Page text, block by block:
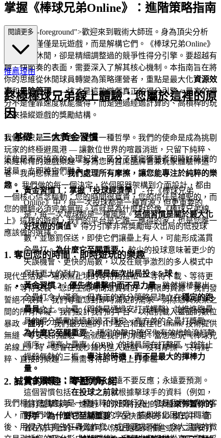
掌握《棒球兄弟Online》：進階策略指南
"mb-4 text-foreground">歡迎來到戰術大師班。身為頂尖分析
師，我不僅僅是玩遊戲，而是解構它們。《棒球兄弟Online》
儘管外觀休閒，卻是精細調整過的競爭性得分引擎。要超越有
趣、快節奏的表面，需要深入了解其核心機制。本指南旨在將
你的思維從休閒球員轉變為策略運營者，重點是最大化資源效
率和風險管理——這才是這款遊戲真正的得分引擎。最高的得
分不是僅靠速度就能獲得，而是通過經過計算的、高槓桿的玩
法來操縱遊戲的獎勵結構。
1. 基礎：三大黃金習慣
這些是不可協商的心理紀律，區分了穩定獲勝者和時好時壞的
球員。立即將它們融入。
黃金習慣 1：掌握「投球經濟學」 - 在《棒球兄弟
Online》中，每一次投球都是一種資源，但更重要的
是，每一次壞球都是一種風險。這個習慣是關於最大化
好球帶的價值。 得分引擎非常獎勵每次出局的低投球
數，並懲罰保送，即使它們讓壘上有人，可能形成滿貫
全壘打。為什麼它至關重要：較少的投球意味著更少的
失誤機會、更快的局數，以及在競爭激烈的多人模式中
保持更大的耐力。目標是每次出局投 3-5 球。
黃金習慣 2：優先考慮擊中而不是力量- 雖然揮棒擊出
全壘打令人滿意，但真正的高分策略是建立在穩定的跑
壘員之上。上壘（即使是通過安打或觸擊）並推進跑壘
員的得分獎勵遠遠超過不穩定、高方差的全壘打獎勵。
為什麼它至關重要：穩定的擊中確保你有效地輪流打擊
順序，讓高上壘率（OBP）的球員留在打擊區，並防止
扼殺氣勢的三振。專注於時機，而不是最大的揮棒力
量。
黃金習慣 3：防守預讀- 永遠不要反應；永遠要預測。
這個習慣包括在投球之前就根據擊球手的資料（例如，
拉打型擊球手、速度）和你即將投出的球種來佈置你的
野手。為什麼它至關重要：在快節奏的 IO 模式中，節
省在防守上的一秒鐘可以防止跑壘員推進或將二壘安打
閱讀更多
推薦理由
終極棒球兄弟線上體驗：您屬於這裡的原
因
我們不只是一個平台，更是一種哲學。我們的使命是成為挑剔
玩家的終極避風港 — 讓數位世界的喧囂消逝，只留下純粹、
未經稀釋的遊戲樂趣。身為您的首席品牌官兼玩家體驗佈道
者，我向您保證：我們處理所有摩擦，讓您能專注於純粹的樂
趣。 我們做的每一個決定，從伺服器架構到介面設計，都由
一個核心信念驅動：您的時間很寶貴，您的信任是神聖的，而
您的體驗必須完美無瑕。這就是為什麼對於像《棒球兄弟線
上》這樣的遊戲，我們的平台是它唯一應得的家，也是您唯一
應該做的選擇。
1. 奪回您的時間：即時遊玩的樂趣
現代生活是一場永無止境的等待馬拉松 — 等待下載、等待更
新、等待安裝。您的空閒時間是寶貴的、有限的資源，我們發
誓絕不浪費。我們尊重您對即時滿足的需求，消除您與娛樂之
間的所有障礙。我們設計我們的平台，以抵抗載入畫面的數位
暴政。證明：我們最先進的 H5 整合和最佳化 iframe 技術提供
無縫、零安裝的體驗。這就是我們的承諾：當您想玩《棒球兄
弟線上》時，您會在幾秒鐘內進入遊戲。沒有摩擦，只有純
粹、直接的樂趣 — 無需等待即可站上打擊區。
2. 誠實的樂趣：零壓力承諾
我們相信遊戲應該是一種純粹的好客行為。您是我們尊貴的客
人，而我們唯一的貨幣就是您的享受。這與將您困在訂閱牆
後、用侵入性廣告狂轟濫炸您，或用要求不斷、令人沮喪的微